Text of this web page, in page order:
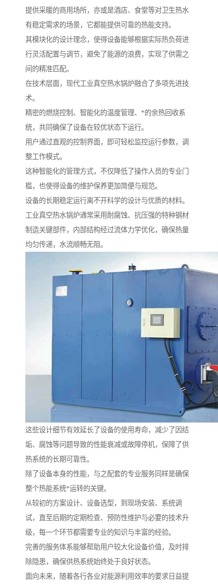
提供采暖的商用场所，亦或是酒店、食堂等对卫生热水
有稳定需求的场景，它都能提供可靠的热能支持。
其模块化的设计理念，使得设备能够根据实际热负荷进
行灵活配置与调节，避免了能源的浪费，实现了供需之
间的精准匹配。
在技术层面，现代工业真空热水锅炉融合了多项先进技
术。
精密的燃烧控制、智能化的温度管理、*的余热回收系
统，共同确保了设备在较优状态下运行。
用户通过直观的控制界面，即可轻松监控运行参数，调
整工作模式。
这种智能化的管理方式，不仅降低了操作人员的专业门
槛，也使得设备的维护保养更加简便与规范。
设备的长期稳定运行离不开科学的设计与优质的材料。
工业真空热水锅炉通常采用耐腐蚀、抗压强的特种钢材
制造关键部件，内部结构经过流体力学优化，确保热量
均匀传递，水流顺畅无阻。
这些设计细节有效延长了设备的使用寿命，减少了因结
垢、腐蚀等问题导致的性能衰减或故障停机，保障了供
热系统的长期可靠性。
除了设备本身的性能，与之配套的专业服务同样是确保
整个热能系统*运转的关键。
从较初的方案设计、设备选型，到现场安装、系统调
试，直至后期的定期检查、预防性维护与必要的技术升
级，每一个环节都需要专业的知识与丰富的经验。
完善的服务体系能够帮助用户较大化设备价值，及时排
除隐患，确保供热系统始终处于良好状态。
面向未来，随着各行各业对能源利用效率的要求日益提